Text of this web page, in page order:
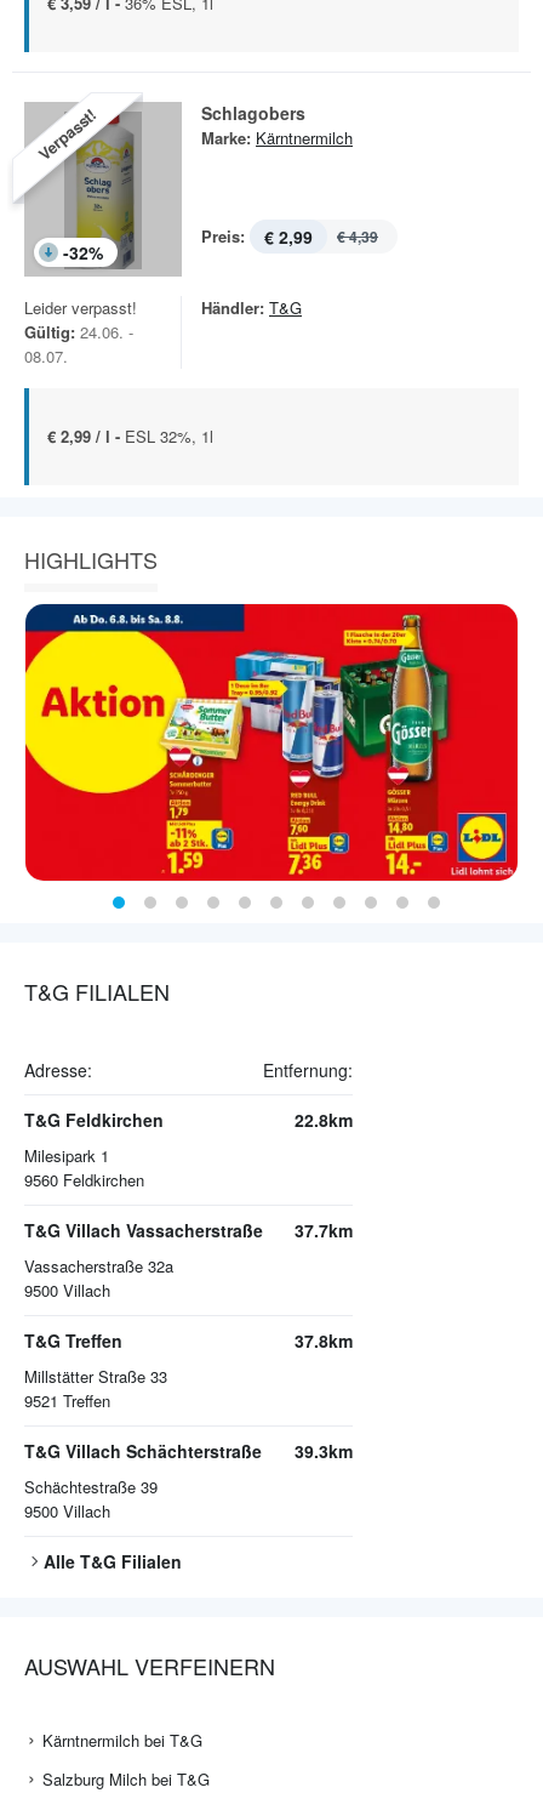
Verpasst!
-32%
Schlagobers
Marke: Kärntnermilch
Preis: € 2,99 € 4,39
Leider verpasst!
Gültig: 24.06. -
08.07.
Händler: T&G
€ 2,99 / l - ESL 32%, 1l
HIGHLIGHTS
T&G FILIALEN
Adresse: Entfernung:
T&G Feldkirchen
Milesipark 1
9560 Feldkirchen
22.8km
T&G Villach Vassacherstraße
Vassacherstraße 32a
9500 Villach
37.7km
T&G Treffen
Millstätter Straße 33
9521 Treffen
37.8km
T&G Villach Schächterstraße
Schächtestraße 39
9500 Villach
39.3km
Alle T&G Filialen
AUSWAHL VERFEINERN
Kärntnermilch bei T&G
Salzburg Milch bei T&G